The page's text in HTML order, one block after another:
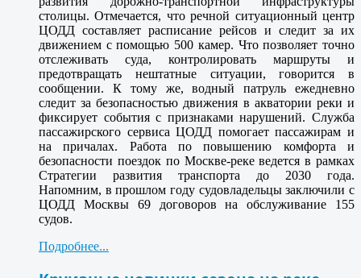
столицы. Отмечается, что речной ситуационный центр
ЦОДД составляет расписание рейсов и следит за их
движением с помощью 500 камер. Что позволяет точно
отслеживать суда, контролировать маршруты и
предотвращать нештатные ситуации, говорится в
сообщении. К тому же, водный патруль ежедневно
следит за безопасностью движения в акватории реки и
фиксирует события с признаками нарушений. Служба
пассажирского сервиса ЦОДД помогает пассажирам и
на причалах. Работа по повышению комфорта и
безопасности поездок по Москве-реке ведется в рамках
Стратегии развития транспорта до 2030 года.
Напомним, в прошлом году судовладельцы заключили с
ЦОДД Москвы 69 договоров на обслуживание 155
судов.
Подробнее...